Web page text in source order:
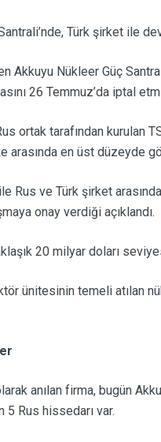
Türk şirket ile
Akkuyu Nükleer Güç
26 Temmuz’da iptal
ortak tarafından
arasında en üst düzeyde
Rus ve Türk şirket
onay verdiği açıklandı.
20 milyar doları
ünitesinin temeli atılan
anılan firma, bugün
Rus hissedarı var.